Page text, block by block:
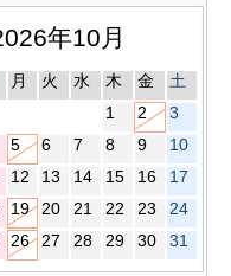
年10月
月 火 水 木 金
土
1
2
3
5 6 7 8 9
10
12 13 14 15 16
17
19 20 21 22 23
24
26 27 28 29 30 31